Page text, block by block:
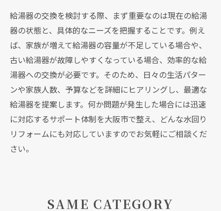
給湯器の交換を検討する際、まず重要なのは現在の給湯
器の状態と、具体的なニーズを把握することです。例え
ば、家族が増えて給湯器の容量が不足している場合や、
古い給湯器が故障しやすくなっている場合、効率的な給
湯器への交換が必要です。そのため、日々の生活パター
ンや家族人数、予算などを詳細にヒアリングし、最適な
給湯器を提案します。何か問題が発生した場合には迅速
に対応するサポート体制を大阪市で整え、どんな水回り
リフォームにも対応していますのでお気軽にご相談くだ
さい。
SAME CATEGORY